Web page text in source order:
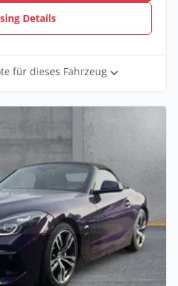
Details
für dieses Fahrzeug
Up Kamera adaptives